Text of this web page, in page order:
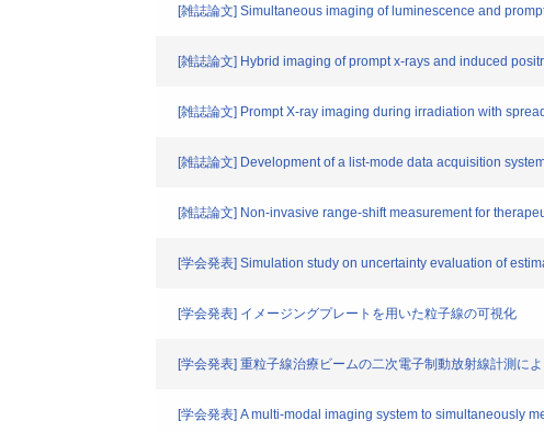
[雑誌論文] Simultaneous imaging of luminescence and
[雑誌論文] Hybrid imaging of prompt x-rays and induced
[雑誌論文] Prompt X-ray imaging during irradiation with
[雑誌論文] Development of a list-mode data acquisition
[雑誌論文] Non-invasive range-shift measurement for
[学会発表] Simulation study on uncertainty evaluation of
[学会発表] イメージングプレートを用いた粒子線の可視化
[学会発表] 重粒子線治療ビームの二次電子制動放射線計測に
[学会発表] A multi-modal imaging system to simultaneously